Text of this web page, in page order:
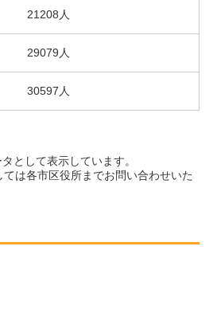
21208人
29079人
30597人
として表示しています。
は各市区役所までお問い合わせいた